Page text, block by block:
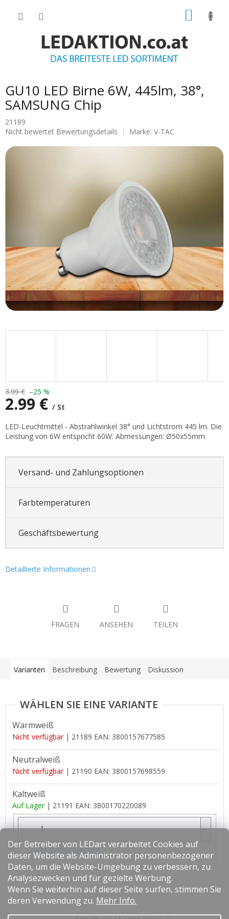
Der Betreiber von LEDart verarbeitet Cookies auf
dieser Website als Administrator personenbezogener
Daten, um die Website-Umgebung zu verbessern, zu
Analysezwecken und für gezielte Werbung.
Wenn Sie weiterhin auf dieser Seite surfen, stimmen Sie
deren Verwendung zu. Mehr Info.
GU10 LED Birne 6W, 445lm, 38°,
SAMSUNG Chip
21189
Die
Produktbewertung
Nicht bewertet Bewertungsdetails Marke: V-TAC
3.99 € –25 %
2.99 € / St
Verkaufspreis:
LED-Leuchtmittel - Abstrahlwinkel 38° und Lichtstrom 445 lm. Die
Leistung von 6W entspricht 60W. Abmessungen: Ø50x55mm.
Versand- und Zahlungsoptionen
Farbtemperaturen
Geschäftsbewertung
Detaillierte Informationen
FRAGEN ANSEHEN TEILEN
Varianten Beschreibung Bewertung Diskussion
Warmweiß
Nicht verfügbar | 21189 EAN: 3800157677585
Neutralweiß
Nicht verfügbar | 21190 EAN: 3800157698559
Kaltweiß
Auf Lager | 21191 EAN: 3800170220089
ZUM WARENKORB